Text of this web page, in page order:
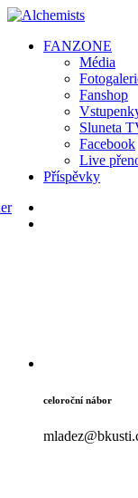
FANZONE
Média
Fanshop
Sluneta
Facebook
Live
Příspěvky
celoroční nábor